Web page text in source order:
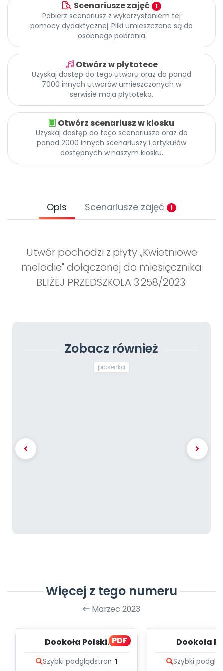
Archiwalne numery
Pomoc
Promocje
Scenariusze zajęć 1
Pobierz scenariusz z wykorzystaniem tej
pomocy dydaktycznej. Pliki umieszczone są do
osobnego pobrania
Otwórz w płytotece
Uzyskaj dostęp do tego utworu oraz do ponad
7000 innych utworów umieszczonych w
serwisie moja płytoteka.
Otwórz scenariusz w kiosku
Uzyskaj dostęp do tego scenariusza oraz do
ponad 2000 innych scenariuszy i artykułów
dostępnych w naszym kiosku.
Opis Scenariusze zajęć 1
Utwór pochodzi z płyty „Kwietniowe
melodie" dołączonej do miesięcznika
BLIŻEJ PRZEDSZKOLA 3.258/2023.
Zobacz również
piosenka
Więcej z tego numeru
Marzec 2023
PDF
Dookoła Polski.
dolnośląskie i
Szybki podglądstron: 1
Dookoła
Szybki